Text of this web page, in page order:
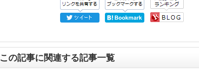
この記事に関連する記事一覧